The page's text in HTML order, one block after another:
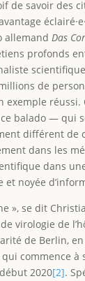
de savoir des
allemand Das
profonds
scientifique
de
exemple réussi.
balado — qui
différent de
dans les
dans
noyée
», se dit
virologie de
de Berlin,
commence à
2020[2].